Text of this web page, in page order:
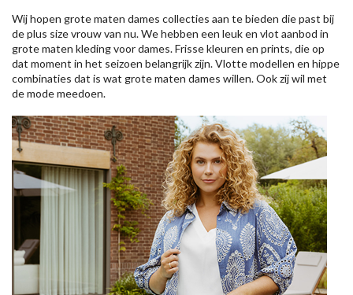
Wij hopen grote maten dames collecties aan te bieden die past bij
de plus size vrouw van nu. We hebben een leuk en vlot aanbod in
grote maten kleding voor dames. Frisse kleuren en prints, die op
dat moment in het seizoen belangrijk zijn. Vlotte modellen en hippe
combinaties dat is wat grote maten dames willen. Ook zij wil met
de mode meedoen.